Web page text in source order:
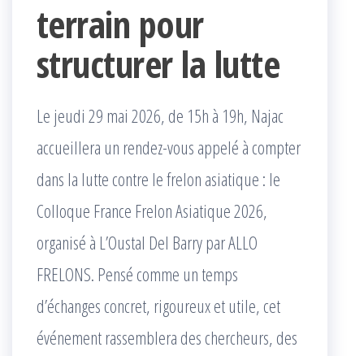
terrain pour
structurer la lutte
Le jeudi 29 mai 2026, de 15h à 19h, Najac
accueillera un rendez-vous appelé à compter
dans la lutte contre le frelon asiatique : le
Colloque France Frelon Asiatique 2026,
organisé à L’Oustal Del Barry par ALLO
FRELONS. Pensé comme un temps
d’échanges concret, rigoureux et utile, cet
événement rassemblera des chercheurs, des